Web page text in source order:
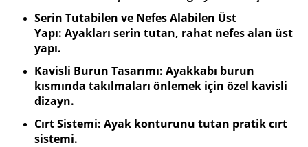
Serin Tutabilen ve Nefes Alabilen Üst
Yapı: Ayakları serin tutan, rahat nefes alan üst
yapı.
Kavisli Burun Tasarımı: Ayakkabı burun
kısmında takılmaları önlemek için özel kavisli
dizayn.
Cırt Sistemi: Ayak konturunu tutan pratik cırt
sistemi.